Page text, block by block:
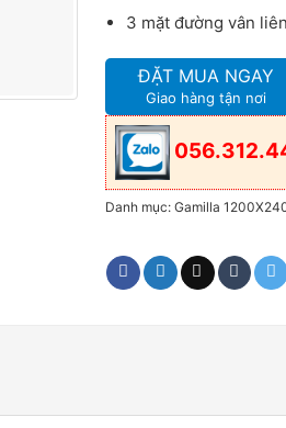
3 mặt đường vân
ĐẶT MUA NGAY
Giao hàng tận nơi
Danh mục: Gamilla